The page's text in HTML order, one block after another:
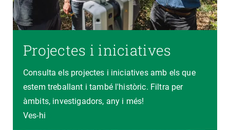
Projectes i iniciatives
Consulta els projectes i iniciatives amb els que
estem treballant i també l'històric. Filtra per
àmbits, investigadors, any i més!
Ves-hi